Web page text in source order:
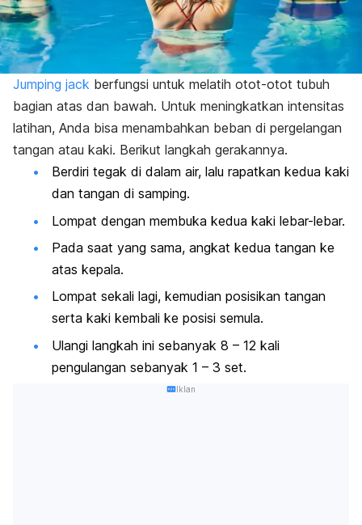
Jumping jack berfungsi untuk melatih otot-otot tubuh
bagian atas dan bawah. Untuk meningkatkan intensitas
latihan, Anda bisa menambahkan beban di pergelangan
tangan atau kaki. Berikut langkah gerakannya.
Berdiri tegak di dalam air, lalu rapatkan kedua kaki
dan tangan di samping.
Lompat dengan membuka kedua kaki lebar-lebar.
Pada saat yang sama, angkat kedua tangan ke
atas kepala.
Lompat sekali lagi, kemudian posisikan tangan
serta kaki kembali ke posisi semula.
Ulangi langkah ini sebanyak 8 – 12 kali
pengulangan sebanyak 1 – 3 set.
Iklan